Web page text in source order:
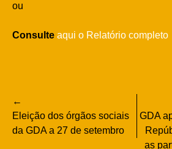
ou
Consulte aqui o Relatório
Navegação
de
Eleição dos órgãos sociais
da GDA a 27 de setembro
GDA
as